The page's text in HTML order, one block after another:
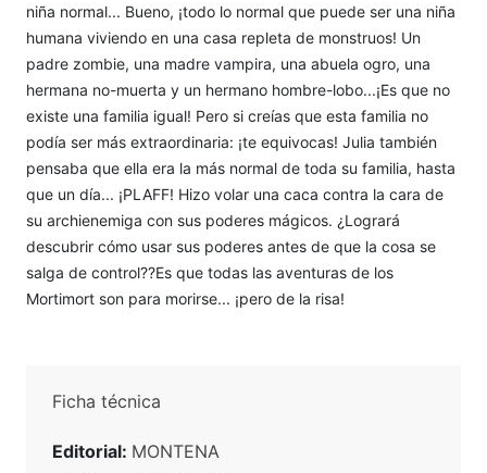
niña normal... Bueno, ¡todo lo normal que puede ser una niña
humana viviendo en una casa repleta de monstruos! Un
padre zombie, una madre vampira, una abuela ogro, una
hermana no-muerta y un hermano hombre-lobo...¡Es que no
existe una familia igual! Pero si creías que esta familia no
podía ser más extraordinaria: ¡te equivocas! Julia también
pensaba que ella era la más normal de toda su familia, hasta
que un día... ¡PLAFF! Hizo volar una caca contra la cara de
su archienemiga con sus poderes mágicos. ¿Logrará
descubrir cómo usar sus poderes antes de que la cosa se
salga de control??Es que todas las aventuras de los
Mortimort son para morirse... ¡pero de la risa!
Ficha técnica
Editorial: MONTENA